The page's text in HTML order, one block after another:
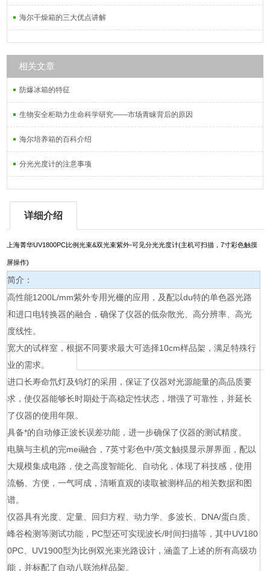
海尔干燥箱的三大优点讲解
相关文章
防爆冰箱的特征
生物安全柜助力生命科学研究——市场青睐背后的原因
海尔培养箱的百科介绍
分光光度计的注意事项
详细介绍
上海菁华UV1800PC比例光束&双光束紫外-可见分光光度计(主机可扫描，7寸彩色触摸
屏操作)
简介：
高性能1200L/mm紫外专用光栅的应用，及配以du特的单色器光路
和进口电转换器的融合，确保了仪器的低杂散光、高分辨率、高光
度线性。
宽大的试样室，根据不同要求最大可选择10cm样品架，满足特殊行
业的需求。
进口长寿命氘灯及钨灯的采用，保证了仪器对光源能量的高品质要
求，使仪器能够长时期处于高稳定性状态，增强了可靠性，并延长
了仪器的使用年限。
具备*的自动修正波长误差功能，进一步确保了仪器的测试精度。
电脑与主机的完mei融合，7英寸彩色中/英文触摸显示屏界面，配以
大规模集成电路，使之高度智能化、自动化，体现了科技感，使用
流畅、方便，一气呵成，清晰直观的读取被测样品的相关数据和图
谱。
仪器具有光度、定量、回归方程、动力学、多波长、DNA/蛋白质、
峰谷检测等测试功能，PC型还可实现波长/时间扫描等，其中UV180
0PC、UV1900型为比例双光束光路设计，涵盖了上述的所有高级功
能，并标配了自动八联池样品架。